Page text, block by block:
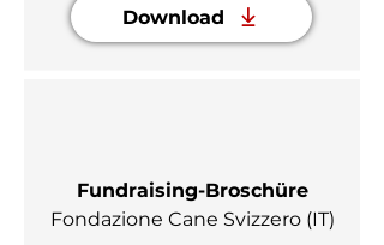
Download
Fundraising-Broschüre
Fondazione Cane Svizzero (IT)